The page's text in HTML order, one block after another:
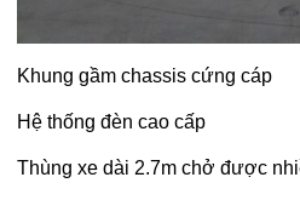
Khung gầm chassis cứng cáp
Hệ thống đèn cao cấp
Thùng xe dài 2.7m chở được